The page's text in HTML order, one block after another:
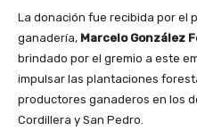
La donación fue recibida por el
ganadería, Marcelo González
brindado por el gremio a este
impulsar las plantaciones
productores ganaderos en los
Cordillera y San Pedro.